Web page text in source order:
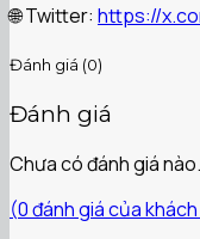
🌐 Twitter: https://
Đánh giá (0)
Đánh giá
Chưa có đánh giá nào.
(0đánh giá của